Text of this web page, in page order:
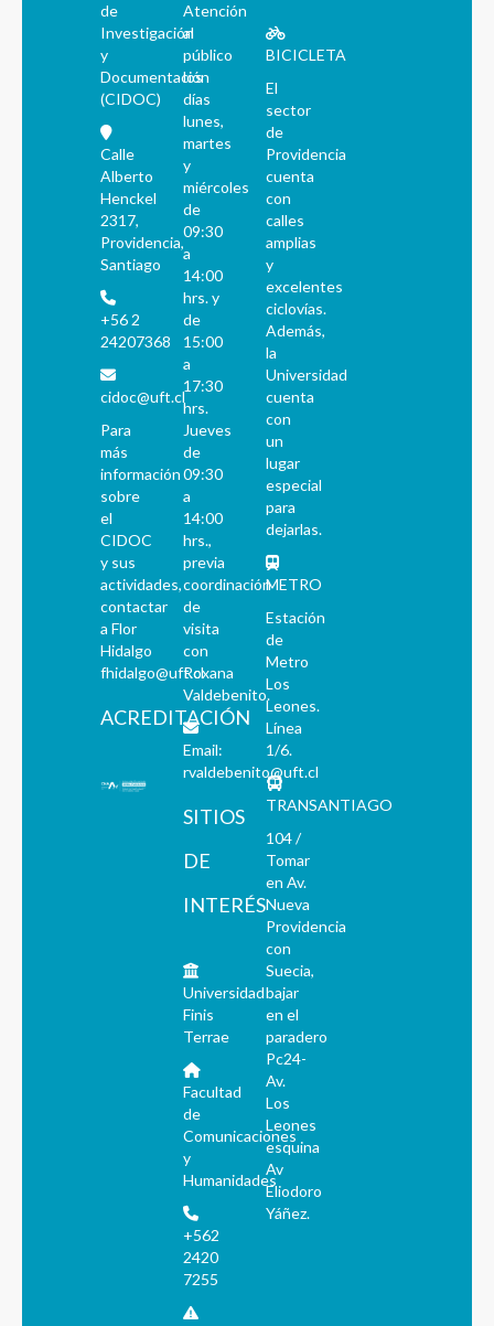
de
Investigación
y
Documentación
(CIDOC)
Calle
Alberto
Henckel
2317,
Providencia,
Santiago
+56 2
24207368
cidoc@uft.cl
Para
más
información
sobre
el
CIDOC
y sus
actividades,
contactar
a Flor
Hidalgo
fhidalgo@uft.cl
ACREDITACIÓN
Atención
al
público
los
días
lunes,
martes
y
miércoles
de
09:30
a
14:00
hrs. y
de
15:00
a
17:30
hrs.
Jueves
de
09:30
a
14:00
hrs.,
previa
coordinación
de
visita
con
Roxana
Valdebenito.
Email:
rvaldebenito@uft.cl
SITIOS
DE
INTERÉS
Universidad
Finis
Terrae
Facultad
de
Comunicaciones
y
Humanidades
+562
2420
7255
BICICLETA
El
sector
de
Providencia
cuenta
con
calles
amplias
y
excelentes
ciclovías.
Además,
la
Universidad
cuenta
con
un
lugar
especial
para
dejarlas.
METRO
Estación
de
Metro
Los
Leones.
Línea
1/6.
TRANSANTIAGO
104 /
Tomar
en Av.
Nueva
Providencia
con
Suecia,
bajar
en el
paradero
Pc24-
Av.
Los
Leones
esquina
Av
Eliodoro
Yáñez.